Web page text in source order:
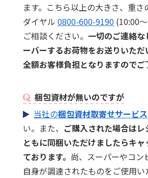
ます。こちら以上の大きさ、重さ
ダイヤル0800-600-9190 (10:00
ご相談ください。 一切のご連絡
ーバーするお荷物をお送りいた
全額お客様負担となりますのでご
梱包資材が無いのですが
当社の梱包資材取寄せサービス
い。また、 ご購入された場合は
ともに同梱いただけましたらキ
ております。 尚、スーパーやコ
自身が調達されたものをご使用